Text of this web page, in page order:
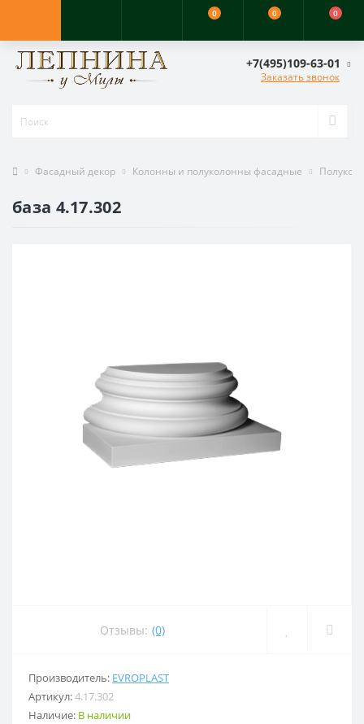
0 0 0
+7(495)109-63-01
Заказать звонок
Фасадный декор Колонны и полуколонны фасадные
база 4.17.302
Отзывы: (0)
Производитель: EVROPLAST
Артикул:4.17.302
Наличие: В наличии